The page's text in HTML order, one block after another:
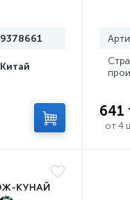
9378661
Китай
641
от 4